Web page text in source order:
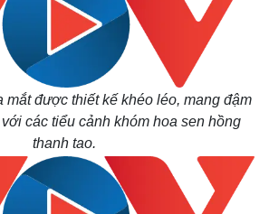
mắt được thiết kế khéo léo, mang đậm
các tiểu cảnh khóm hoa sen hồng
thanh tao.